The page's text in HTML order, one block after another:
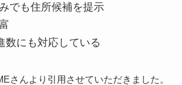
でも住所候補を提示
数にも対応している
さんより引用させていただきました。